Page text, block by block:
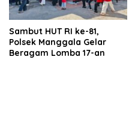
Sambut HUT RI ke-81,
Polsek Manggala Gelar
Beragam Lomba 17-an